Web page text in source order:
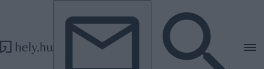
Tovább a tartalomhoz
Tovább a lábléchez